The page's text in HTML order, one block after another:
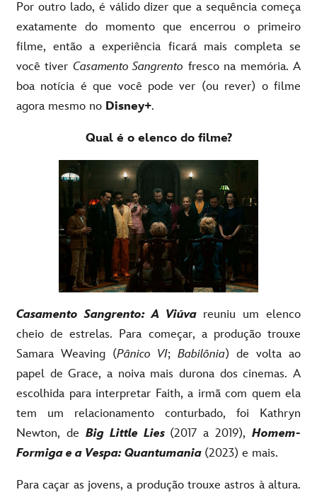
Por outro lado, é válido dizer que a sequência começa
exatamente do momento que encerrou o primeiro
filme, então a experiência ficará mais completa se
você tiver Casamento Sangrento fresco na memória. A
boa notícia é que você pode ver (ou rever) o filme
agora mesmo no Disney+.
Qual é o elenco do filme?
Casamento Sangrento: A Viúvareuniu um elenco
cheio de estrelas. Para começar, a produção trouxe
Samara Weaving (Pânico VI; Babilônia) de volta ao
papel de Grace, a noiva mais durona dos cinemas. A
escolhida para interpretar Faith, a irmã com quem ela
tem um relacionamento conturbado, foi Kathryn
Newton, de Big Little Lies (2017 a 2019), Homem-
Formiga e a Vespa: Quantumania (2023) e mais.
Para caçar as jovens, a produção trouxe astros à altura.